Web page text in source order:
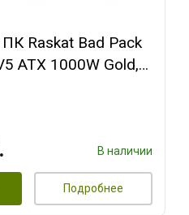
Raskat Bad Pack
PFC/ ERP2014
В наличии
Подробнее